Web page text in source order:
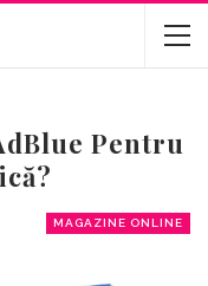
Pentru
MAGAZINE ONLINE